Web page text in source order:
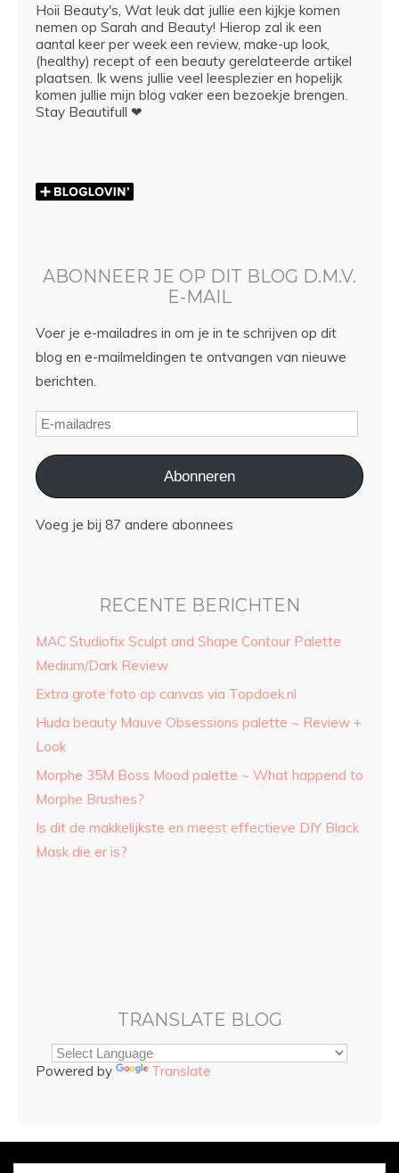
Hoii Beauty's, Wat leuk dat jullie een kijkje komen
nemen op Sarah and Beauty! Hierop zal ik een
aantal keer per week een review, make-up look,
(healthy) recept of een beauty gerelateerde artikel
plaatsen. Ik wens jullie veel leesplezier en hopelijk
komen jullie mijn blog vaker een bezoekje brengen.
Stay Beautifull ❤
ABONNEER JE OP DIT BLOG D.M.V.
E-MAIL
Voer je e-mailadres in om je in te schrijven op dit
blog en e-mailmeldingen te ontvangen van nieuwe
berichten.
Abonneren
Voeg je bij 87 andere abonnees
RECENTE BERICHTEN
MAC Studiofix Sculpt and Shape Contour Palette
Medium/Dark Review
Extra grote foto op canvas via Topdoek.nl
Huda beauty Mauve Obsessions palette ~ Review +
Look
Morphe 35M Boss Mood palette ~ What happend to
Morphe Brushes?
Is dit de makkelijkste en meest effectieve DIY Black
Mask die er is?
TRANSLATE BLOG
Powered by Translate
© CopyrightSarah and Beauty2025. Mogelijk gemaakt door